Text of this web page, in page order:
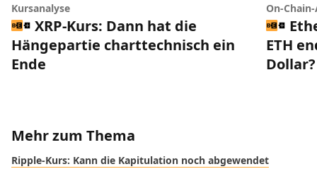
Kursanalyse
XRP-Kurs: Dann hat die
Hängepartie charttechnisch ein
Ende
On-
ETH
Dollar?
Mehr zum Thema
Ripple-Kurs: Kann die Kapitulation noch abgewendet